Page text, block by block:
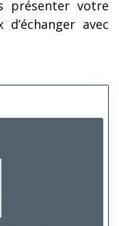
présenter votre
avec